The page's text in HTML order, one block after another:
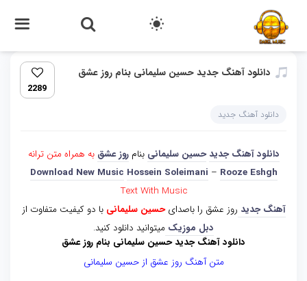
دانلود آهنگ جدید حسین سلیمانی بنام روز عشق
2289
دانلود آهنگ جدید
دانلود آهنگ جدید حسین سلیمانی بنامروز عشق به همراه متن ترانه
Download New Music Hossein Soleimani – Rooze Eshgh
Text With Music
آهنگ جدید روز عشق را باصدایحسین سلیمانی با دو کیفیت متفاوت از
دبل موزیک میتوانید دانلود کنید.
دانلود آهنگ جدید حسین سلیمانی بنام روز عشق
متن آهنگ روز عشق از حسین سلیمانی